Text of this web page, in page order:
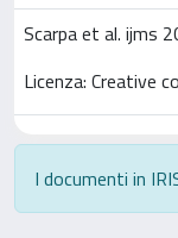
Scarpa et al. ijms
Licenza: Creative
I documenti in